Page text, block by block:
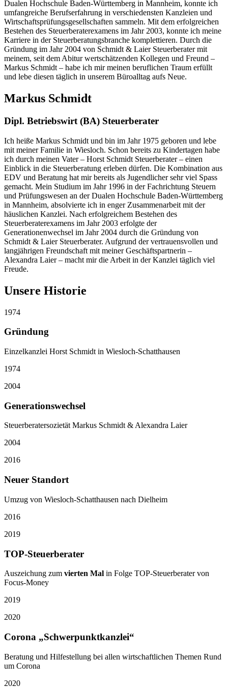
Dualen Hochschule Baden-Württemberg in Mannheim, konnte ich
umfangreiche Berufserfahrung in verschiedensten Kanzleien und
Wirtschaftsprüfungsgesellschaften sammeln. Mit dem erfolgreichen
Bestehen des Steuerberaterexamens im Jahr 2003, konnte ich meine
Karriere in der Steuerberatungsbranche komplettieren. Durch die
Gründung im Jahr 2004 von Schmidt & Laier Steuerberater mit
meinem, seit dem Abitur wertschätzenden Kollegen und Freund –
Markus Schmidt – habe ich mir meinen beruflichen Traum erfüllt
und lebe diesen täglich in unserem Büroalltag aufs Neue.
Markus Schmidt
Dipl. Betriebswirt (BA) Steuerberater
Ich heiße Markus Schmidt und bin im Jahr 1975 geboren und lebe
mit meiner Familie in Wiesloch. Schon bereits zu Kindertagen habe
ich durch meinen Vater – Horst Schmidt Steuerberater – einen
Einblick in die Steuerberatung erleben dürfen. Die Kombination aus
EDV und Beratung hat mir bereits als Jugendlicher sehr viel Spass
gemacht. Mein Studium im Jahr 1996 in der Fachrichtung Steuern
und Prüfungswesen an der Dualen Hochschule Baden-Württemberg
in Mannheim, absolvierte ich in enger Zusammenarbeit mit der
häuslichen Kanzlei. Nach erfolgreichem Bestehen des
Steuerberaterexamens im Jahr 2003 erfolgte der
Generationenwechsel im Jahr 2004 durch die Gründung von
Schmidt & Laier Steuerberater. Aufgrund der vertrauensvollen und
langjährigen Freundschaft mit meiner Geschäftspartnerin –
Alexandra Laier – macht mir die Arbeit in der Kanzlei täglich viel
Freude.
Unsere Historie
1974
Gründung
Einzelkanzlei Horst Schmidt in Wiesloch-Schatthausen
1974
2004
Generationswechsel
Steuerberatersozietät Markus Schmidt & Alexandra Laier
2004
2016
Neuer Standort
Umzug von Wiesloch-Schatthausen nach Dielheim
2016
2019
TOP-Steuerberater
Auszeichung zum vierten Mal in Folge TOP-Steuerberater von
Focus-Money
2019
2020
Corona „Schwerpunktkanzlei“
Beratung und Hilfestellung bei allen wirtschaftlichen Themen Rund
um Corona
2020